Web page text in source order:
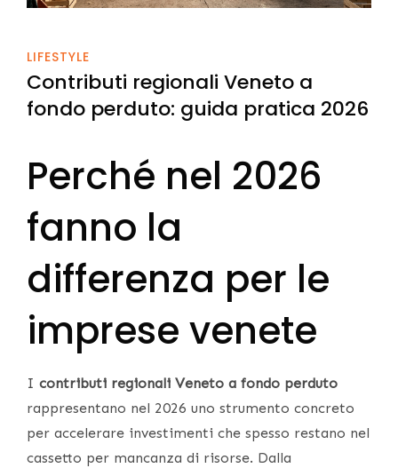
LIFESTYLE
Contributi regionali Veneto a
fondo perduto: guida pratica 2026
Perché nel 2026
fanno la
differenza per le
imprese venete
I contributi regionali Veneto a fondo perduto
rappresentano nel 2026 uno strumento concreto
per accelerare investimenti che spesso restano nel
cassetto per mancanza di risorse. Dalla